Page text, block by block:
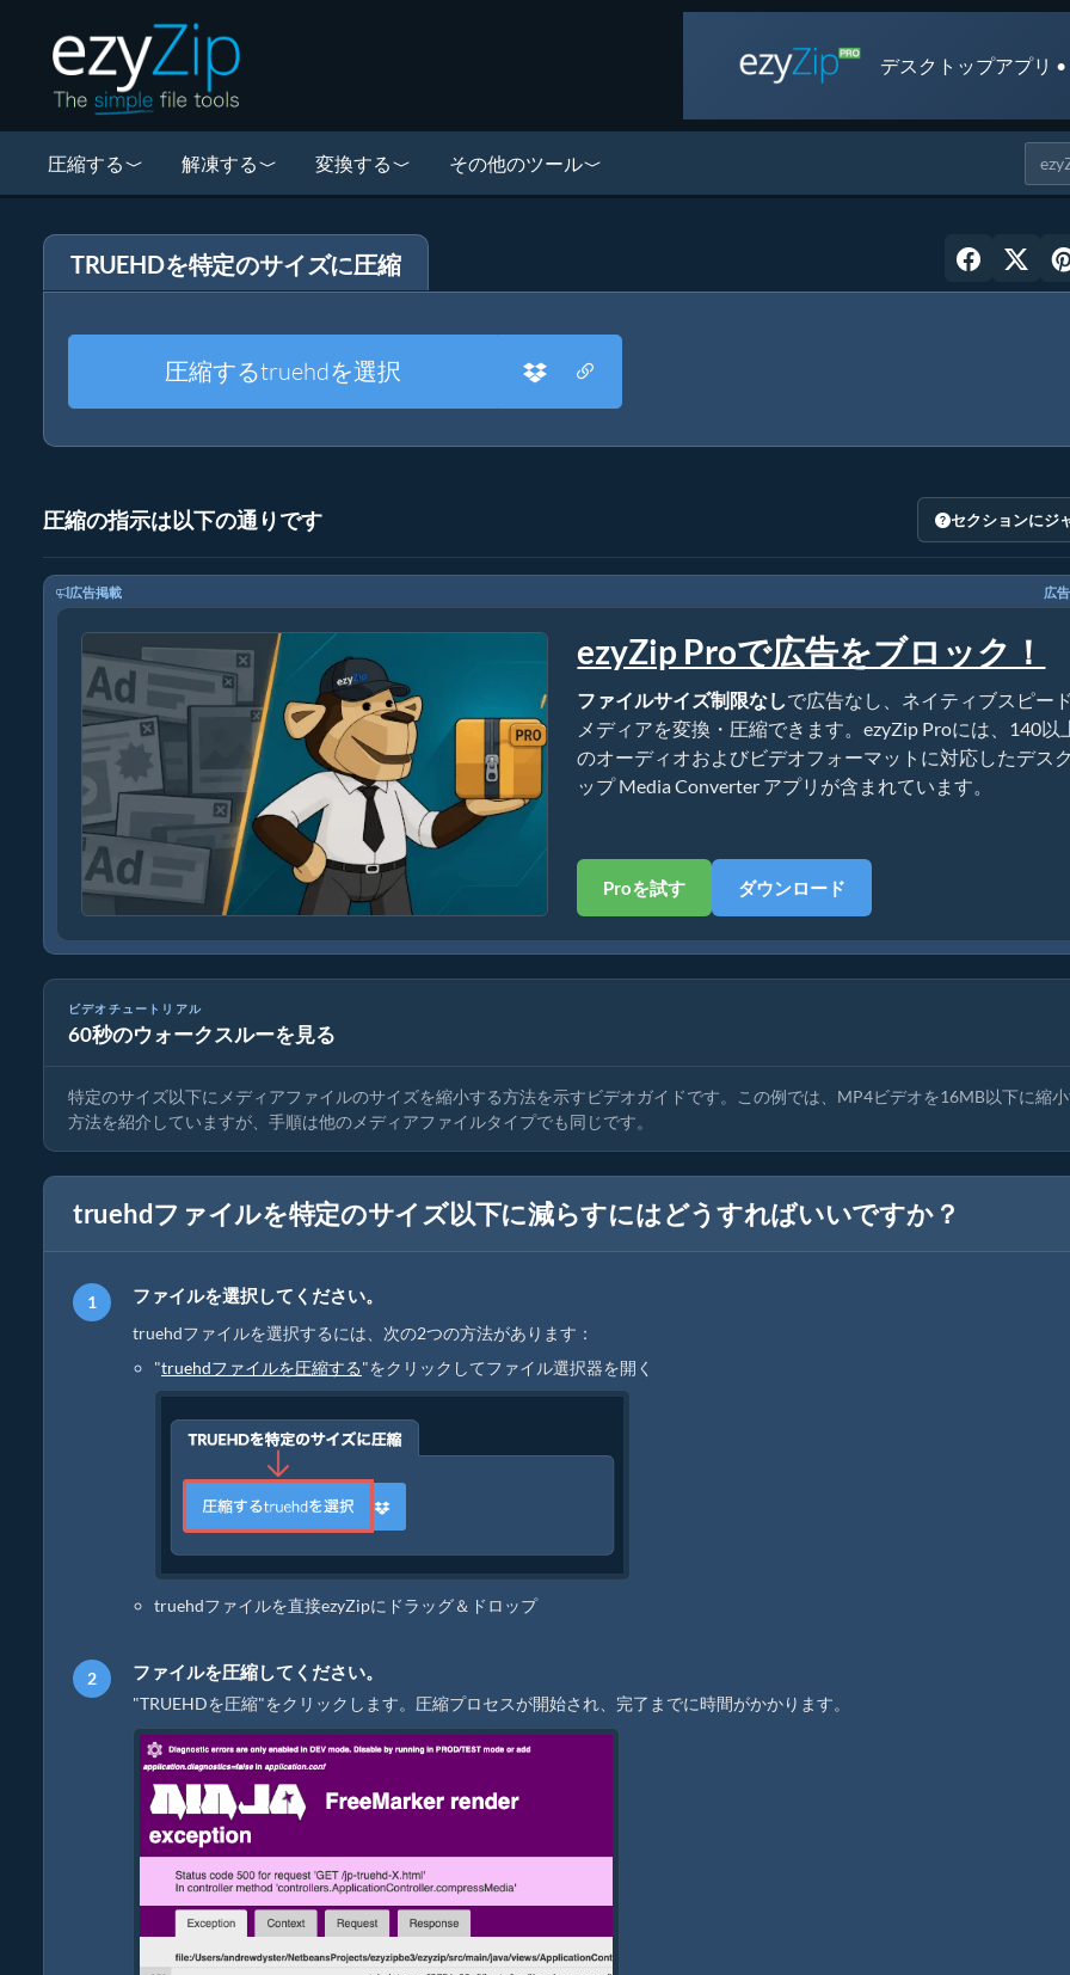
デスクトップアプリ
圧縮する 解凍する 変換する その他のツール
TRUEHDを特定のサイズに圧縮
圧縮するtruehdを選択
圧縮の指示は以下の通りです セクションにジ
広告掲載 広
ezyZip Proで広告をブロック！
ファイルサイズ制限なしで広告なし、ネイティブスピー
メディアを変換・圧縮できます。ezyZip Proには、140以
のオーディオおよびビデオフォーマットに対応したデス
ップ Media Converter アプリが含まれています。
Proを試す ダウンロード
ビデオチュートリアル
60秒のウォークスルーを見る
MP4を16MBに縮小する方法（簡単ガイド）
特定のサイズ以下にメディアファイルのサイズを縮小する方法を示すビデオガイドです。この例では、MP4ビデオを16MB以下に縮
方法を紹介していますが、手順は他のメディアファイルタイプでも同じです。
truehdファイルを特定のサイズ以下に減らすにはどうすればいいですか？
ファイルを選択してください。
truehdファイルを選択するには、次の2つの方法があります：
"truehdファイルを圧縮する"をクリックしてファイル選択器を開く
truehdファイルを直接ezyZipにドラッグ＆ドロップ
ファイルを圧縮してください。
"TRUEHDを圧縮"をクリックします。圧縮プロセスが開始され、完了までに時間がかかります。